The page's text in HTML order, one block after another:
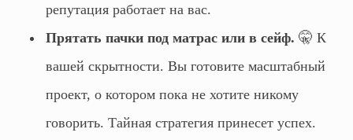
репутация работает на вас.
Прятать пачки под матрас или в сейф. 🤫 К
вашей скрытности. Вы готовите масштабный
проект, о котором пока не хотите никому
говорить. Тайная стратегия принесет успех.